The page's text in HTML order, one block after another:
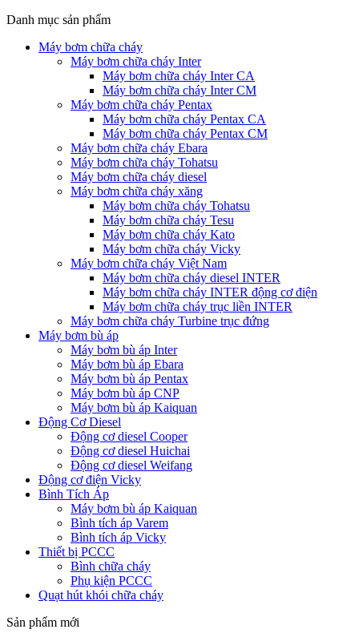
Danh mục sản phẩm
Máy bơm chữa cháy
Máy bơm chữa cháy Inter
Máy bơm chữa cháy Inter CA
Máy bơm chữa cháy Inter CM
Máy bơm chữa cháy Pentax
Máy bơm chữa cháy Pentax CA
Máy bơm chữa cháy Pentax CM
Máy bơm chữa cháy Ebara
Máy bơm chữa cháy Tohatsu
Máy bơm chữa cháy diesel
Máy bơm chữa cháy xăng
Máy bơm chữa cháy Tohatsu
Máy bơm chữa cháy Tesu
Máy bơm chữa cháy Kato
Máy bơm chữa cháy Vicky
Máy bơm chữa cháy Việt Nam
Máy bơm chữa cháy diesel INTER
Máy bơm chữa cháy INTER động cơ điện
Máy bơm chữa cháy trục liền INTER
Máy bơm chữa cháy Turbine trục đứng
Máy bơm bù áp
Máy bơm bù áp Inter
Máy bơm bù áp Ebara
Máy bơm bù áp Pentax
Máy bơm bù áp CNP
Máy bơm bù áp Kaiquan
Động Cơ Diesel
Động cơ diesel Cooper
Động cơ diesel Huichai
Động cơ diesel Weifang
Động cơ điện Vicky
Bình Tích Áp
Máy bơm bù áp Kaiquan
Bình tích áp Varem
Bình tích áp Vicky
Thiết bị PCCC
Bình chữa cháy
Phụ kiện PCCC
Quạt hút khói chữa cháy
Sản phẩm mới